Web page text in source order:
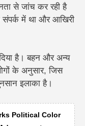
से जांच कर रही है
में था और आखिरी
है। बहन और अन्य
के अनुसार, जिस
इलाका है।
Political Color